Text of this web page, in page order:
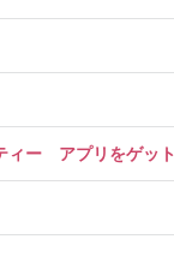
ィー アプリをゲット